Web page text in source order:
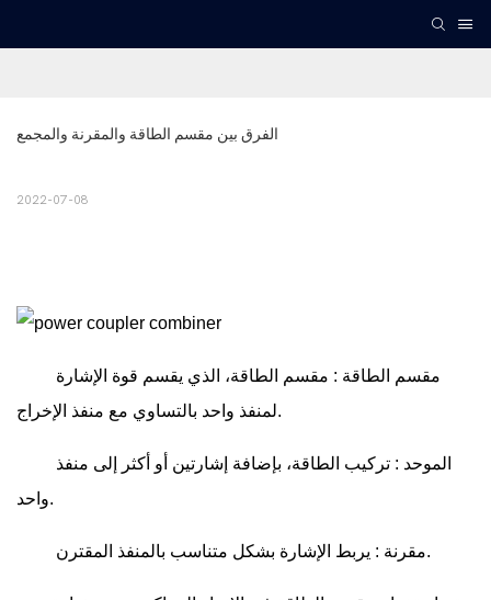
الفرق بين مقسم الطاقة والمقرنة والمجمع
2022-07-08
مقسم الطاقة : مقسم الطاقة، الذي يقسم قوة الإشارة
لمنفذ واحد بالتساوي مع منفذ الإخراج.
الموحد : تركيب الطاقة، بإضافة إشارتين أو أكثر إلى منفذ
واحد.
مقرنة: يربط الإشارة بشكل متناسب بالمنفذ المقترن.